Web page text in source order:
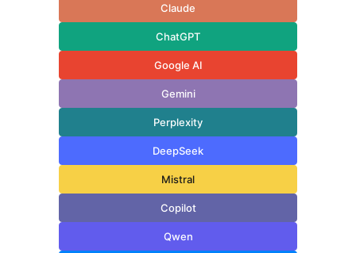
Claude
ChatGPT
Google AI
Gemini
Perplexity
DeepSeek
Mistral
Copilot
Qwen